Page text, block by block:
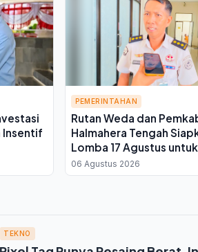
Insentif
PEMERINTAHAN
Rutan Weda dan
Halmahera Tengah
Lomba 17 Agustus
Binaan, Ini Kata Plh
06 Agustus 2026
TEKNO